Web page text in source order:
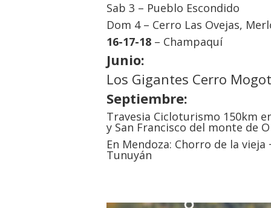
Sab 3 – Pueblo Escondido
Dom 4 – Cerro Las Ovejas,
16-17-18 – Champaquí
Junio:
Los Gigantes Cerro
Septiembre:
Travesia Cicloturismo 150km
y San Francisco del monte de
En Mendoza: Chorro de la vieja
Tunuyán